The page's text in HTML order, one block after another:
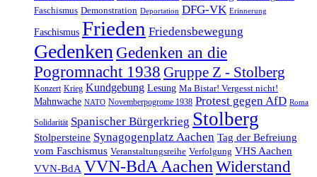
Faschismus Demonstration Deportation DFG-VK Erinnerung
Faschismus Frieden Friedensbewegung
Gedenken Gedenken an die
Pogromnacht 1938 Gruppe Z - Stolberg
Konzert Krieg Kundgebung Lesung Ma Bistar! Vergesst nicht!
Mahnwache NATO Novemberpogrome 1938 Protest gegen AfD Roma
Solidarität Spanischer Bürgerkrieg Stolberg
Stolpersteine Synagogenplatz Aachen Tag der Befreiung
vom Faschismus Veranstaltungsreihe Verfolgung VHS Aachen
VVN-BdA VVN-BdA AachenWiderstand